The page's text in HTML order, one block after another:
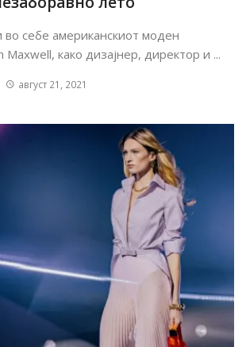
себе американскиот моден
Maxwell, како дизајнер, директор и ...
август 21, 2021